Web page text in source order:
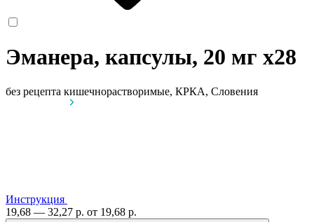
Эманера, капсулы, 20 мг x28
без рецепта кишечнорастворимые, КРКА, Словения
Инструкция
19,68 — 32,27 р. от 19,68 р.